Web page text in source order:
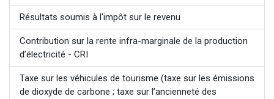
Résultats soumis à l'impôt sur le revenu
Contribution sur la rente infra-marginale de la production
d’électricité - CRI
Taxe sur les véhicules de tourisme (taxe sur les émissions
de dioxyde de carbone ; taxe sur l’ancienneté des